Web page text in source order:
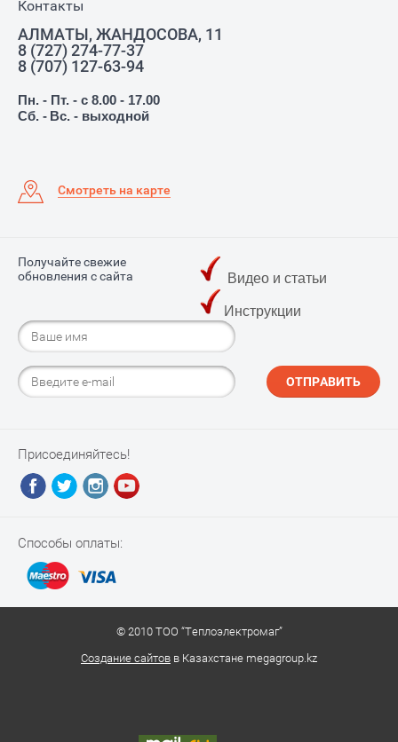
Контакты
АЛМАТЫ, ЖАНДОСОВА, 11
8 (727) 274-77-37
8 (707) 127-63-94
Пн. - Пт. - с 8.00 - 17.00
Сб. - Вс. - выходной
Смотреть на карте
Получайте свежие
обновления с сайта
Видео и статьи
Инструкции
ОТПРАВИТЬ
Присоединяйтесь!
Способы оплаты:
© 2010 ТОО “Теплоэлектромаг”
Создание сайтов в Казахстане megagroup.kz